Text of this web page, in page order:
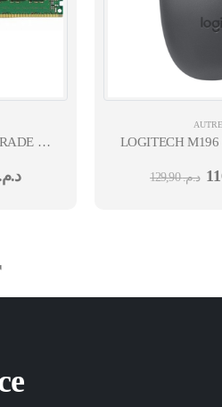
-
د.م.
LOGITECH
د.م.129,90